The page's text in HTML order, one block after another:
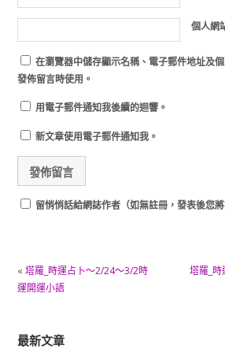
個人網
在瀏覽器中儲存顯示名稱、電子郵件地址及
發佈留言時使用。
用電子郵件通知我後續的迴響。
新文章使用電子郵件通知我。
留悄悄話給網誌作者（如無註冊，發表後您將
« 塔羅_時運占卜～2/24～3/2時
運開運小語
塔羅_
最新文章